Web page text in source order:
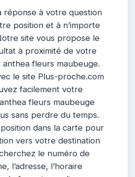
réponse à votre question
position et à n’importe
site vous propose le
à proximité de votre
fleurs maubeuge.
le site Plus-proche.com
facilement votre
fleurs maubeuge
sans perdre du temps.
dans la carte pour
vers votre destination
le numéro de
l’adresse, l’horaire